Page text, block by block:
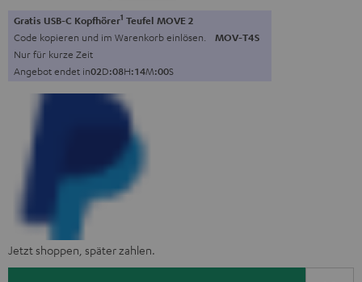
Gratis USB-C Kopfhörer1 Teufel MOVE 2
Code kopieren und im Warenkorb einlösen. MOV-T4S
Nur für kurze Zeit
Angebot endet in02D:08H:13M:59S
Jetzt shoppen, später zahlen.